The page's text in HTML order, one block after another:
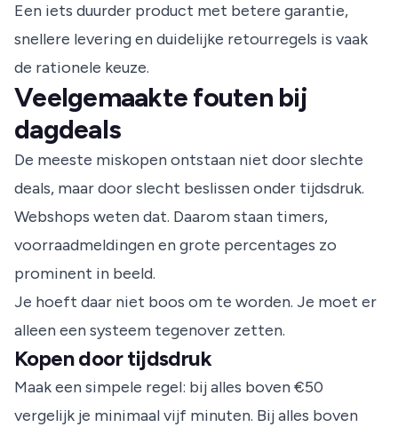
Een iets duurder product met betere garantie,
snellere levering en duidelijke retourregels is vaak
de rationele keuze.
Veelgemaakte fouten bij
dagdeals
De meeste miskopen ontstaan niet door slechte
deals, maar door slecht beslissen onder tijdsdruk.
Webshops weten dat. Daarom staan timers,
voorraadmeldingen en grote percentages zo
prominent in beeld.
Je hoeft daar niet boos om te worden. Je moet er
alleen een systeem tegenover zetten.
Kopen door tijdsdruk
Maak een simpele regel: bij alles boven €50
vergelijk je minimaal vijf minuten. Bij alles boven